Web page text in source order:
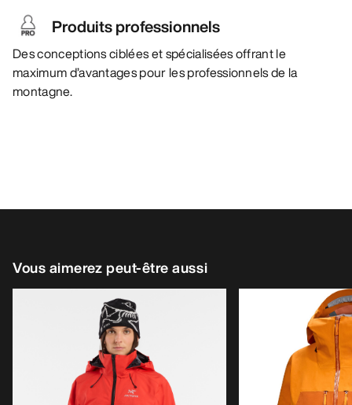
Produits professionnels
Des conceptions ciblées et spécialisées offrant le
maximum d’avantages pour les professionnels de la
montagne.
Vous aimerez peut-être aussi